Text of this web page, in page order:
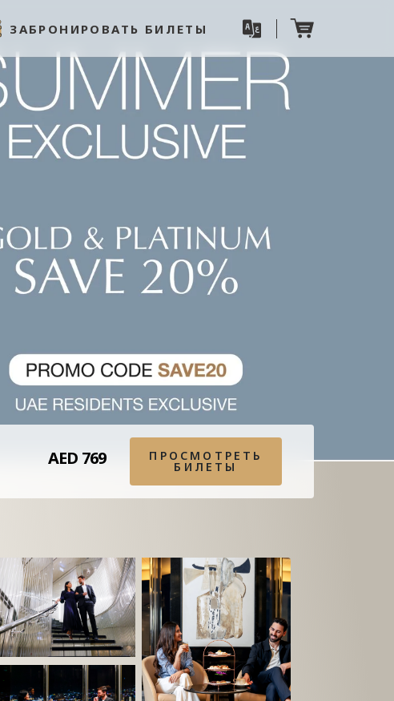
ЗАБРОНИРОВАТЬ БИЛЕТЫ
AED 769 ПРОСМОТРЕТЬ
БИЛЕТЫ